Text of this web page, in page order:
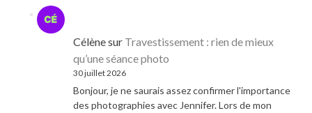
Célènesur Travestissement : rien de mieux
qu’une séance photo
30 juillet 2026
Bonjour, je ne saurais assez confirmer l'importance
des photographies avec Jennifer. Lors de mon